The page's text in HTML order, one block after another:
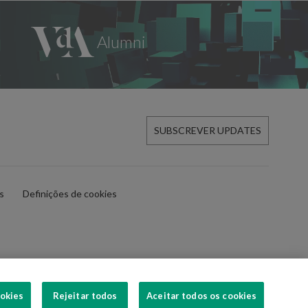
SUBSCREVER UPDATES
Definições de cookies
SIGA-NOS
Rejeitar todos Aceitar todos os cookies